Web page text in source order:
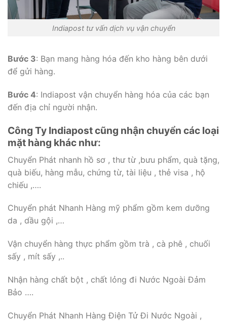
Indiapost tư vấn dịch vụ vận chuyển
Bước 3: Bạn mang hàng hóa đến kho hàng bên dưới
để gửi hàng.
Bước 4: Indiapost vận chuyển hàng hóa của các bạn
đến địa chỉ người nhận.
Công Ty Indiapost cũng nhận chuyển các loại
mặt hàng khác như:
Chuyển Phát nhanh hồ sơ , thư từ ,bưu phẩm, quà tặng,
quà biếu, hàng mẫu, chứng từ, tài liệu , thẻ visa , hộ
chiếu ,….
Chuyển phát Nhanh Hàng mỹ phẩm gồm kem dưỡng
da , dầu gội ,…
Vận chuyển hàng thực phẩm gồm trà , cà phê , chuối
sấy , mít sấy ,..
Nhận hàng chất bột , chất lỏng đi Nước Ngoài Đảm
Bảo ….
Chuyển Phát Nhanh Hàng Điện Tử Đi Nước Ngoài ,